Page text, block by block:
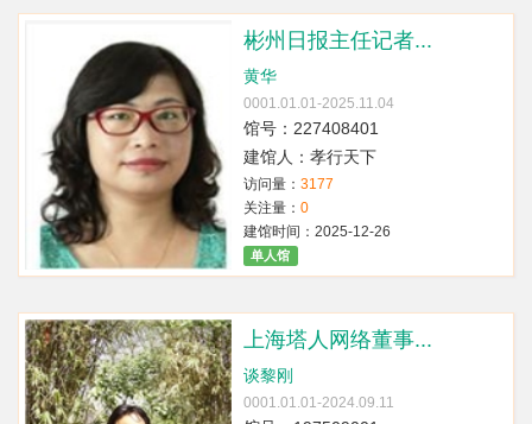
彬州日报主任记者...
黄华
0001.01.01-2025.11.04
馆号：227408401
建馆人：孝行天下
访问量： 3177
关注量： 0
建馆时间：2025-12-26
单人馆
上海塔人网络董事...
谈黎刚
0001.01.01-2024.09.11